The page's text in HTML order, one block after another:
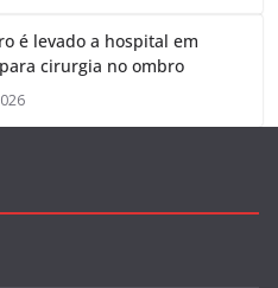
é levado a hospital em
cirurgia no ombro